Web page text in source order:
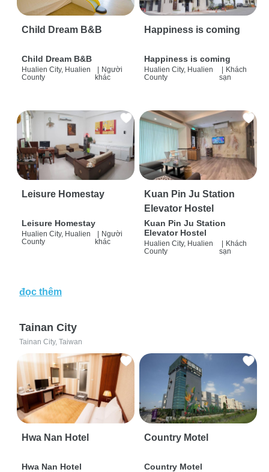
Child Dream B&B
Child Dream B&B
Hualien City, Hualien
County
Người
khác
Happiness is coming
Happiness is coming
Hualien City, Hualien
County
Khách
sạn
Leisure Homestay
Leisure Homestay
Hualien City, Hualien
County
Người
khác
Kuan Pin Ju Station
Elevator Hostel
Kuan Pin Ju Station
Elevator Hostel
Hualien City, Hualien
County
Khách
sạn
đọc thêm
Tainan City
Tainan City, Taiwan
Hwa Nan Hotel
Hwa Nan Hotel
Country Motel
Country Motel